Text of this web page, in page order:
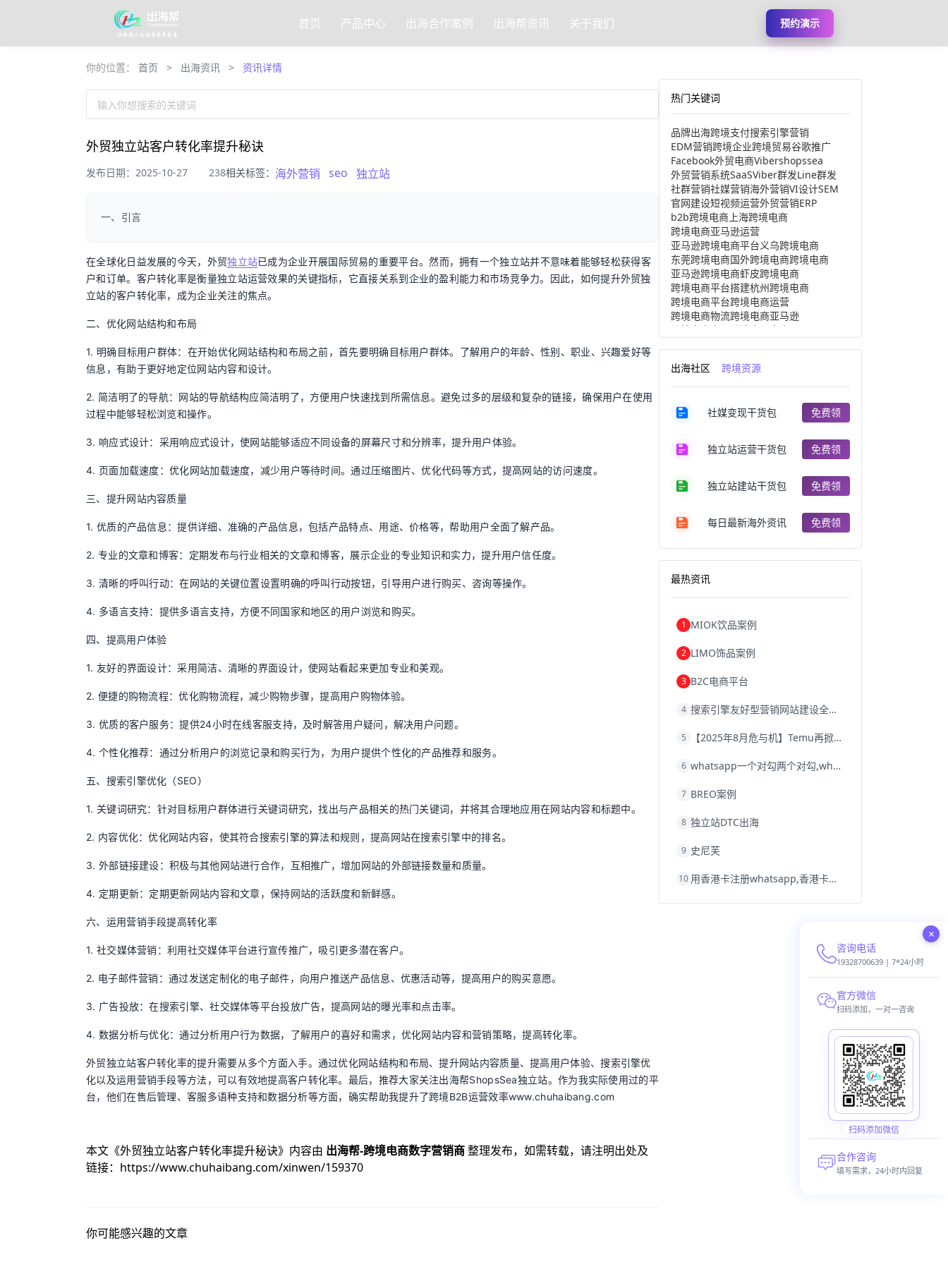
首页 产品中心 出海合作案例 出海帮资讯 关于我们 预约演示
你的位置： 首页 > 出海资讯 > 资讯详情
输入你想搜索的关键词
外贸独立站客户转化率提升秘诀
发布日期：2025-10-27 238相关标签： 海外营销 seo 独立站
一、引言
在全球化日益发展的今天，外贸独立站已成为企业开展国际贸易的重要平台。然而，拥有一个独立站并不意味着能够轻松获得客
户和订单。客户转化率是衡量独立站运营效果的关键指标，它直接关系到企业的盈利能力和市场竞争力。因此，如何提升外贸独
立站的客户转化率，成为企业关注的焦点。
二、优化网站结构和布局
1. 明确目标用户群体：在开始优化网站结构和布局之前，首先要明确目标用户群体。了解用户的年龄、性别、职业、兴趣爱好等
信息，有助于更好地定位网站内容和设计。
2. 简洁明了的导航：网站的导航结构应简洁明了，方便用户快速找到所需信息。避免过多的层级和复杂的链接，确保用户在使用
过程中能够轻松浏览和操作。
3. 响应式设计：采用响应式设计，使网站能够适应不同设备的屏幕尺寸和分辨率，提升用户体验。
4. 页面加载速度：优化网站加载速度，减少用户等待时间。通过压缩图片、优化代码等方式，提高网站的访问速度。
三、提升网站内容质量
1. 优质的产品信息：提供详细、准确的产品信息，包括产品特点、用途、价格等，帮助用户全面了解产品。
2. 专业的文章和博客：定期发布与行业相关的文章和博客，展示企业的专业知识和实力，提升用户信任度。
3. 清晰的呼叫行动：在网站的关键位置设置明确的呼叫行动按钮，引导用户进行购买、咨询等操作。
4. 多语言支持：提供多语言支持，方便不同国家和地区的用户浏览和购买。
四、提高用户体验
1. 友好的界面设计：采用简洁、清晰的界面设计，使网站看起来更加专业和美观。
2. 便捷的购物流程：优化购物流程，减少购物步骤，提高用户购物体验。
3. 优质的客户服务：提供24小时在线客服支持，及时解答用户疑问，解决用户问题。
4. 个性化推荐：通过分析用户的浏览记录和购买行为，为用户提供个性化的产品推荐和服务。
五、搜索引擎优化（SEO）
1. 关键词研究：针对目标用户群体进行关键词研究，找出与产品相关的热门关键词，并将其合理地应用在网站内容和标题中。
2. 内容优化：优化网站内容，使其符合搜索引擎的算法和规则，提高网站在搜索引擎中的排名。
3. 外部链接建设：积极与其他网站进行合作，互相推广，增加网站的外部链接数量和质量。
4. 定期更新：定期更新网站内容和文章，保持网站的活跃度和新鲜感。
六、运用营销手段提高转化率
1. 社交媒体营销：利用社交媒体平台进行宣传推广，吸引更多潜在客户。
2. 电子邮件营销：通过发送定制化的电子邮件，向用户推送产品信息、优惠活动等，提高用户的购买意愿。
3. 广告投放：在搜索引擎、社交媒体等平台投放广告，提高网站的曝光率和点击率。
4. 数据分析与优化：通过分析用户行为数据，了解用户的喜好和需求，优化网站内容和营销策略，提高转化率。
外贸独立站客户转化率的提升需要从多个方面入手。通过优化网站结构和布局、提升网站内容质量、提高用户体验、搜索引擎优
化以及运用营销手段等方法，可以有效地提高客户转化率。最后，推荐大家关注出海帮ShopsSea独立站。作为我实际使用过的平
台，他们在售后管理、客服多语种支持和数据分析等方面，确实帮助我提升了跨境B2B运营效率www.chuhaibang.com
本文《外贸独立站客户转化率提升秘诀》内容由 出海帮-跨境电商数字营销商整理发布，如需转载，请注明出处及
链接： https://www.chuhaibang.com/xinwen/159370
你可能感兴趣的文章
热门关键词
品牌出海跨境支付搜索引擎营销
EDM营销跨境企业跨境贸易谷歌推广
Facebook外贸电商Vibershopssea
外贸营销系统SaaSViber群发Line群发
社群营销社媒营销海外营销VI设计SEM
官网建设短视频运营外贸营销ERP
b2b跨境电商 上海跨境电商
跨境电商亚马逊运营
亚马逊跨境电商平台义乌跨境电商
东莞跨境电商国外跨境电商跨境电商
亚马逊跨境电商虾皮跨境电商
跨境电商平台搭建杭州跨境电商
跨境电商平台跨境电商运营
跨境电商物流跨境电商亚马逊
跨境电商产品
跨境出口电商
跨境电商分析进口跨境电商
跨境电商服务广州跨境电商
跨境电商注册跨境电商开店
跨境电商商品个人跨境电商
跨境电商案例国内跨境电商
郑州跨境电商跨境电商趋势
阿里跨境电商
跨境电商费用美国跨境电商
跨境电商教程
独立站跨境电商跨境电商独立站
跨境电商erp西安跨境电商
沈阳跨境电商跨境电商服务平台
跨境电商网店跨境电商物流模式
跨境电商结算浙江跨境电商
跨境电商优势跨境电商的优势seo运营
whatsapp群发
出海社区 跨境资源
社媒变现干货包 免费领
独立站运营干货包 免费领
独立站建站干货包 免费领
每日最新海外资讯 免费领
最热资讯
1 MIOK饮品案例
2 LIMO饰品案例
3 B2C电商平台
4 搜索引擎友好型营销网站建设全攻略
5 【2025年8月危与机】Temu再掀封店风暴，独立站才是跨境卖家的避险通道
6 whatsapp一个对勾两个对勾,whatsapp对勾代表什么意思
7 BREO案例
8 独立站DTC出海
9 史尼芙
10 用香港卡注册whatsapp,香港卡不能注册whatsapp
×
咨询电话
19328700639 | 7*24小时
官方微信
扫码添加，一对一咨询
扫码添加微信
合作咨询
填写需求，24小时内回复